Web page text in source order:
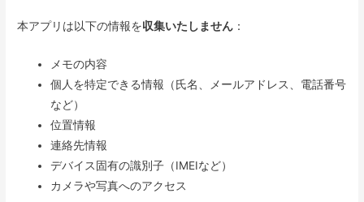
本アプリは以下の情報を収集いたしません ：
メモの内容
個人を特定できる情報（氏名、メールアドレス、電話番号
など）
位置情報
連絡先情報
デバイス固有の識別子（IMEIなど）
カメラや写真へのアクセス